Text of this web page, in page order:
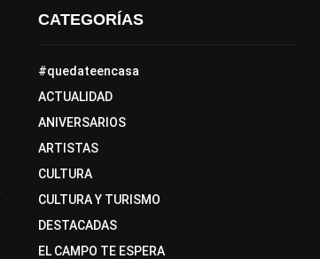
CATEGORÍAS
#quedateencasa
ACTUALIDAD
ANIVERSARIOS
ARTISTAS
CULTURA
CULTURA Y TURISMO
DESTACADAS
EL CAMPO TE ESPERA